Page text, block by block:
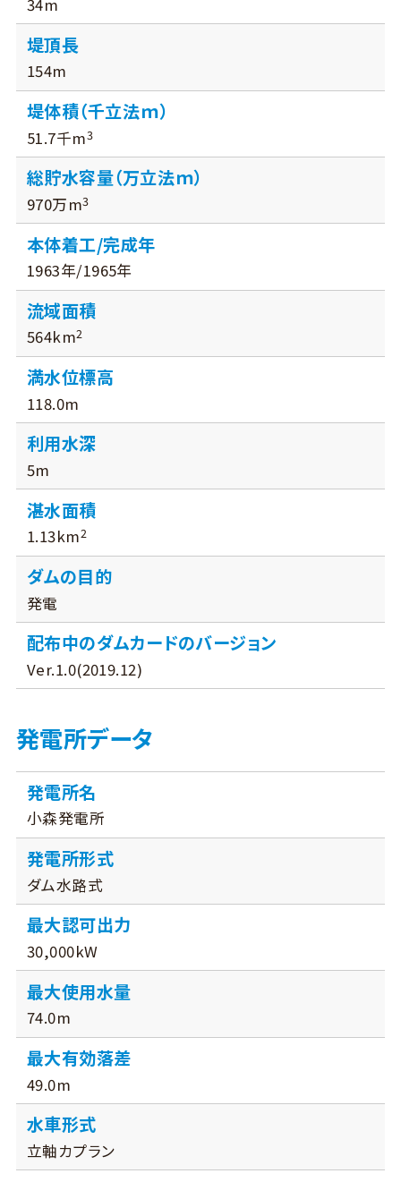
34m
堤頂長
154m
堤体積（千立法ｍ）
51.7千m3
総貯水容量（万立法ｍ）
970万m3
本体着工/完成年
1963年/1965年
流域面積
564km2
満水位標高
118.0m
利用水深
5m
湛水面積
1.13km2
ダムの目的
発電
配布中のダムカードのバージョン
Ver.1.0(2019.12)
発電所データ
発電所名
小森発電所
発電所形式
ダム水路式
最大認可出力
30,000kW
最大使用水量
74.0m
最大有効落差
49.0m
水車形式
立軸カプラン